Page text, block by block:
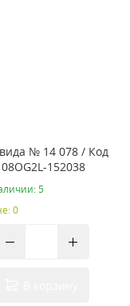
№ 14 078 / Код
152038
5
0